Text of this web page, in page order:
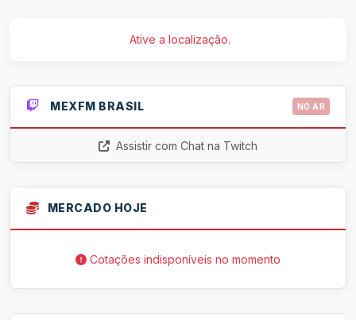
Ative a localização.
MEXFM BRASIL NO AR
Assistir com Chat na Twitch
MERCADO HOJE
Cotações indisponíveis no momento